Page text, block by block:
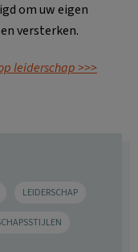
om uw eigen
versterken.
leiderschap >>>
LEIDERSCHAP